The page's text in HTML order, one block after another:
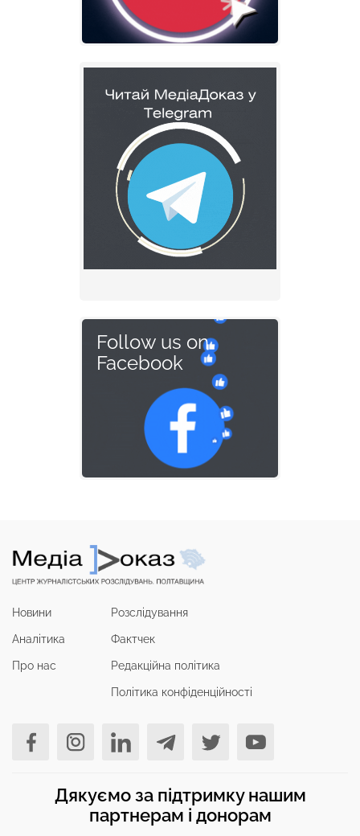
Follow us on
Facebook
Новини
Аналітика
Про нас
Розслідування
Фактчек
Редакційна політика
Політика конфіденційності
Дякуємо за підтримку нашим
партнерам і донорам